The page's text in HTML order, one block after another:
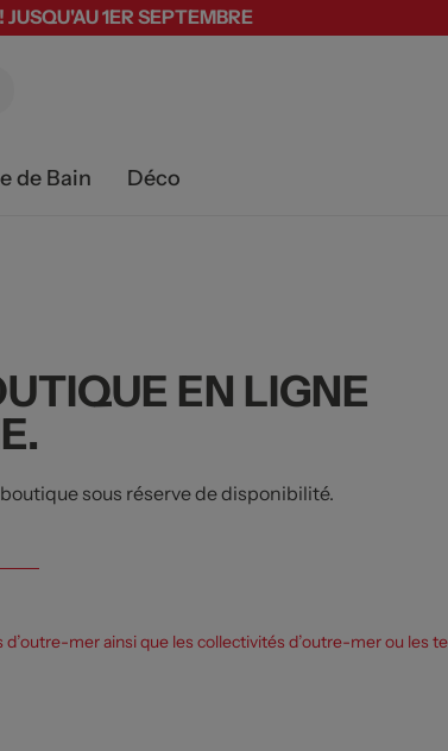
1ER SEPTEMBRE
de Bain Déco
EN LIGNE
sous réserve de disponibilité.
mer ainsi que les collectivités d’outre-mer ou les